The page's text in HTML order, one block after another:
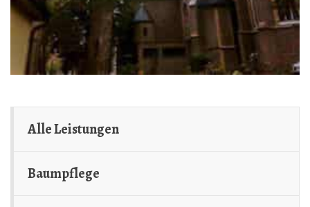
Alle Leistungen
Baumpflege